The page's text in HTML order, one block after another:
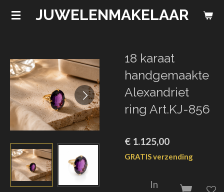
Ga
hoofdinhoud
JUWELENMAKELAAR
18 karaat
handgemaakte
Alexandriet
ring Art.KJ-856
€ 1.125,00
GRATIS verzending
In